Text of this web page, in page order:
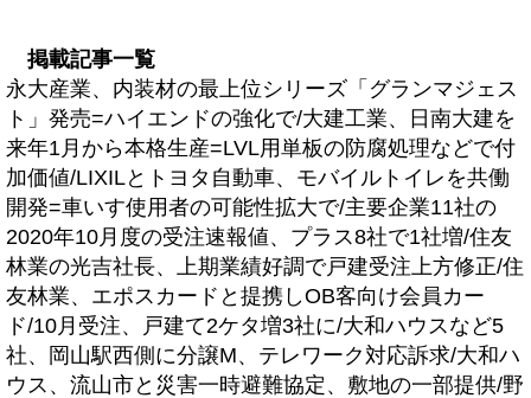
掲載記事一覧
永大産業、内装材の最上位シリーズ「グランマジェス
ト」発売=ハイエンドの強化で/大建工業、日南大建を
来年1月から本格生産=LVL用単板の防腐処理などで付
加価値/LIXILとトヨタ自動車、モバイルトイレを共働
開発=車いす使用者の可能性拡大で/主要企業11社の
2020年10月度の受注速報値、プラス8社で1社増/住友
林業の光吉社長、上期業績好調で戸建受注上方修正/住
友林業、エポスカードと提携しOB客向け会員カー
ド/10月受注、戸建て2ケタ増3社に/大和ハウスなど5
社、岡山駅西側に分譲M、テレワーク対応訴求/大和ハ
ウス、流山市と災害一時避難協定、敷地の一部提供/野